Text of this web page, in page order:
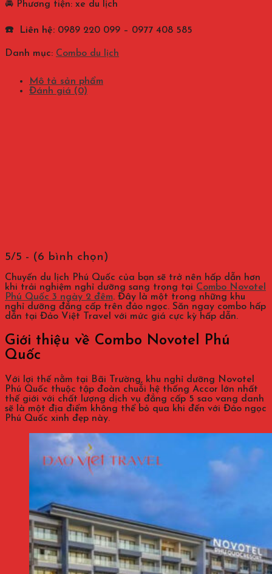
🚘 Phương tiện: xe du lịch
☎️ Liên hệ: 0989 220 099 – 0977 408 585
Danh mục: Combo du lịch
Mô tả sản phẩm
Đánh giá (0)
5/5 - (6 bình chọn)
Chuyến du lịch Phú Quốc của bạn sẽ trở nên hấp dẫn hơn
khi trải nghiệm nghỉ dưỡng sang trọng tại Combo Novotel
Phú Quốc 3 ngày 2 đêm. Đây là một trong những khu
nghỉ dưỡng đẳng cấp trên đảo ngọc. Săn ngay combo hấp
dẫn tại Đảo Việt Travel với mức giá cực kỳ hấp dẫn.
Giới thiệu về Combo Novotel Phú
Quốc
Với lợi thế nằm tại Bãi Trường, khu nghỉ dưỡng Novotel
Phú Quốc thuộc tập đoàn chuỗi hệ thống Accor lớn nhất
thế giới với chất lượng dịch vụ đẳng cấp 5 sao vang danh
sẽ là một địa điểm không thể bỏ qua khi đến với Đảo ngọc
Phú Quốc xinh đẹp này.